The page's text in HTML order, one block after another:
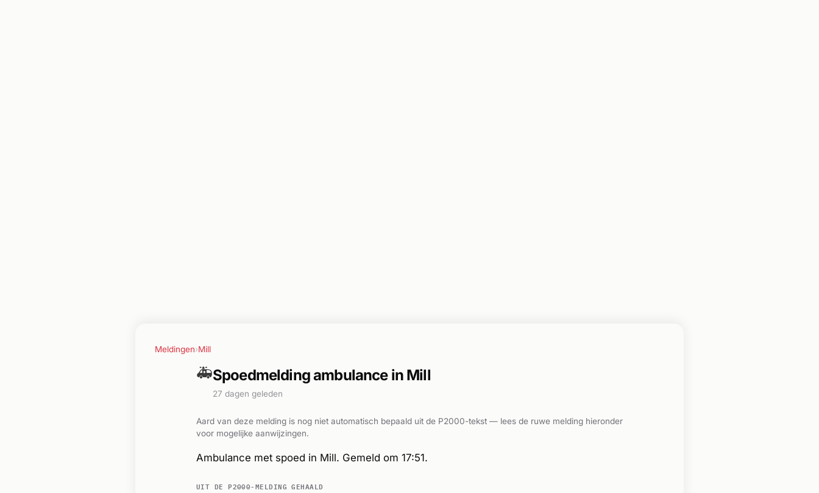
Meldingen›Mill
🚑Spoedmelding ambulance in Mill
27 dagen geleden
Aard van deze melding is nog niet automatisch bepaald uit de P2000-tekst — lees de ruwe melding hieronder
voor mogelijke aanwijzingen.
Ambulance met spoed in Mill. Gemeld om 17:51.
UIT DE P2000-MELDING GEHAALD